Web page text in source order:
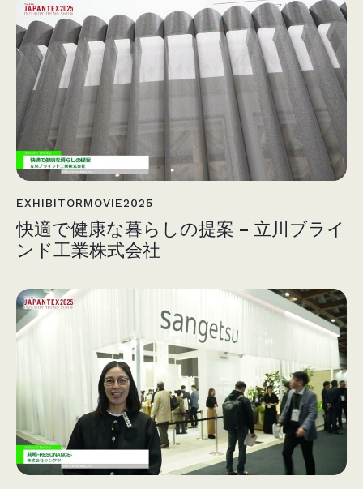
EXHIBITORMOVIE2025
快適で健康な暮らしの提案 – 立川ブライ
ンド工業株式会社